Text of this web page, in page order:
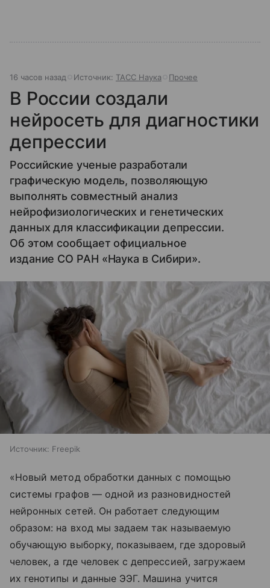
16 часов назад Источник: ТАСС Наука Прочее
В России создали
нейросеть для диагностики
депрессии
Российские ученые разработали
графическую модель, позволяющую
выполнять совместный анализ
нейрофизиологических и генетических
данных для классификации депрессии.
Об этом сообщает официальное
издание СО РАН «Наука в Сибири».
Источник: Freepik
«Новый метод обработки данных с помощью
системы графов — одной из разновидностей
нейронных сетей. Он работает следующим
образом: на вход мы задаем так называемую
обучающую выборку, показываем, где здоровый
человек, а где человек с депрессией, загружаем
их генотипы и данные ЭЭГ. Машина учится